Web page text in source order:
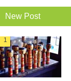
New Post